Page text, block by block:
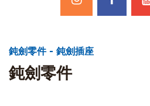
鈍劍零件 - 鈍劍插座
鈍劍零件